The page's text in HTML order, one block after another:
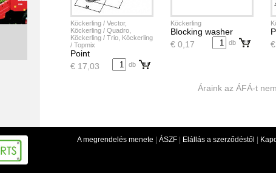
Köckerling / Vector,
Köckerling / Quadro,
Köckerling / Trio, Köckerling
/ Topmix
Point
€ 17,03
db
Köckerling
Blocking washer
€ 0,17
db
Áraink az ÁFÁ-t
A megrendelés menete ÁSZF Elállás a szerződéstől